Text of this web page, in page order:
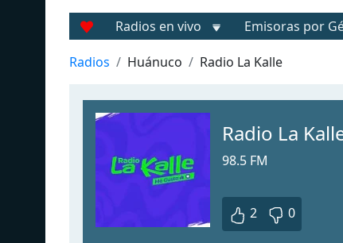
Radios en vivo Emisoras por
Radios Huánuco Radio La Kalle
Radio La
98.5 FM
2 0